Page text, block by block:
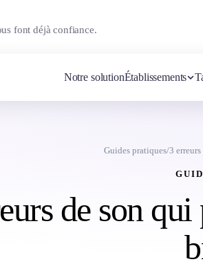
font déjà confiance.
Notre solutionÉtablissements
Guides pratiques/3
de son